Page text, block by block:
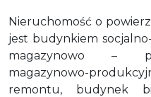
Nieruchomość o
jest budynkiem
magazynowo –
magazynowo-
remontu, budynek